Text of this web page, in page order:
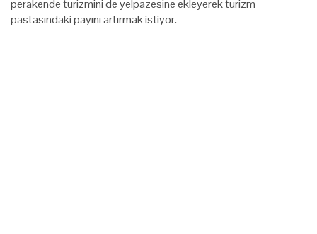
perakende turizmini de yelpazesine ekleyerek turizm
pastasındaki payını artırmak istiyor.